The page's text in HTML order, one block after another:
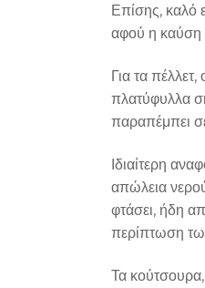
Επίσης, καλό
αφού η καύση
Για τα
πλατύφυλλα
παραπέμπει
Ιδιαίτερη
απώλεια
φτάσει, ήδη
περίπτωση
Τα